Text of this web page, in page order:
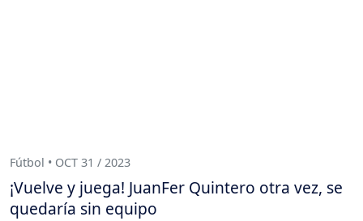
Fútbol • OCT 31 / 2023
¡Vuelve y juega! JuanFer Quintero otra vez, se
quedaría sin equipo